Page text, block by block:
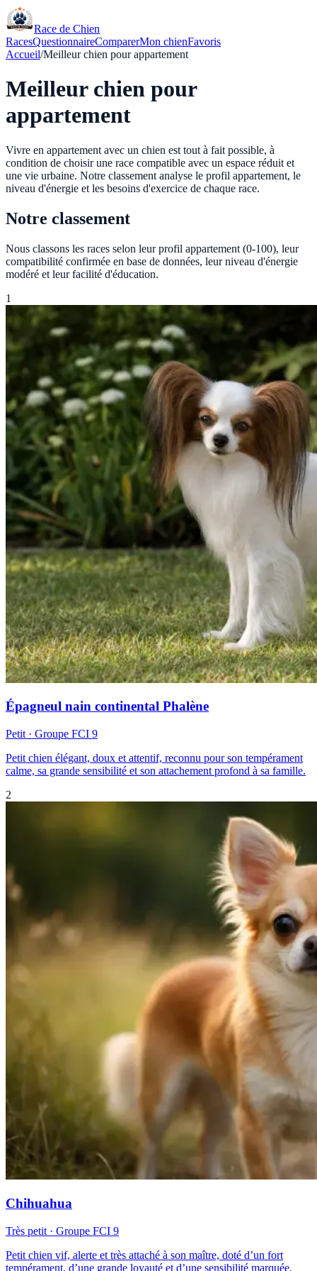
Race de Chien
RacesQuestionnaireComparerMon chienFavoris
Accueil/Meilleur chien pour appartement
Meilleur chien pour
appartement
Vivre en appartement avec un chien est tout à fait possible, à
condition de choisir une race compatible avec un espace réduit et
une vie urbaine. Notre classement analyse le profil appartement, le
niveau d'énergie et les besoins d'exercice de chaque race.
Notre classement
Nous classons les races selon leur profil appartement (0-100), leur
compatibilité confirmée en base de données, leur niveau d'énergie
modéré et leur facilité d'éducation.
1
Épagneul nain continental Phalène
Petit · Groupe FCI 9
Petit chien élégant, doux et attentif, reconnu pour son tempérament
calme, sa grande sensibilité et son attachement profond à sa famille.
2
Chihuahua
Très petit · Groupe FCI 9
Petit chien vif, alerte et très attaché à son maître, doté d’un fort
tempérament, d’une grande loyauté et d’une sensibilité marquée.